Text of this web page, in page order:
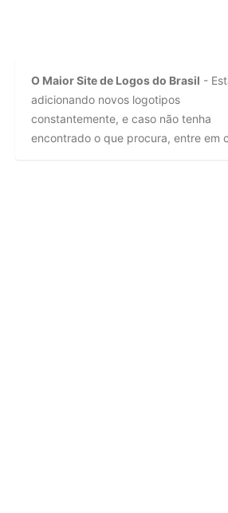
O Maior Site de Logos do Brasil -
adicionando novos logotipos
constantemente, e caso não tenha
encontrado o que procura, entre em